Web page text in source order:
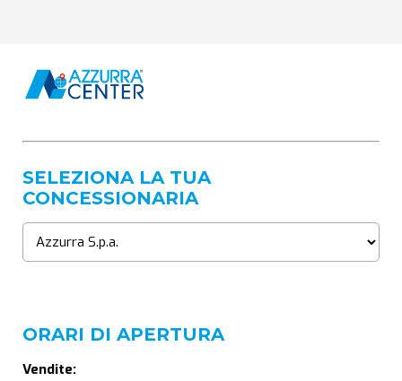
SELEZIONA LA TUA
CONCESSIONARIA
ORARI DI APERTURA
Vendite: